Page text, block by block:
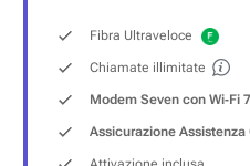
Fibra Ultraveloce
Chiamate illimitate
Modem Seven con Wi‑Fi 7
Assicurazione Assistenza